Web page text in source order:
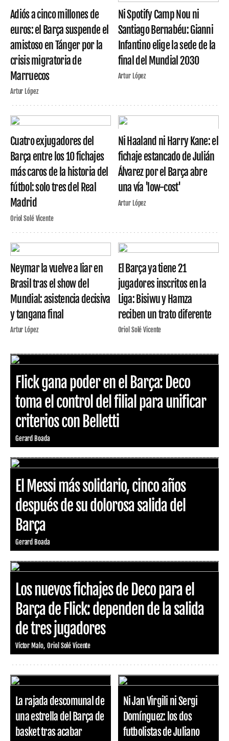
Adiós a cinco millones de
euros: el Barça suspende el
amistoso en Tánger por la
crisis migratoria de
Marruecos
Artur López
Ni Spotify Camp Nou ni
Santiago Bernabéu: Gianni
Infantino elige la sede de la
final del Mundial 2030
Artur López
Cuatro exjugadores del
Barça entre los 10 fichajes
más caros de la historia del
fútbol: solo tres del Real
Madrid
Oriol Solé Vicente
Ni Haaland ni Harry Kane: el
fichaje estancado de Julián
Álvarez por el Barça abre
una vía 'low-cost'
Artur López
Neymar la vuelve a liar en
Brasil tras el show del
Mundial: asistencia decisiva
y tangana final
Artur López
El Barça ya tiene 21
jugadores inscritos en la
Liga: Bisiwu y Hamza
reciben un trato diferente
Oriol Solé Vicente
Flick gana poder en el Barça: Deco
toma el control del filial para unificar
criterios con Belletti
Gerard Boada
El Messi más solidario, cinco años
después de su dolorosa salida del
Barça
Gerard Boada
Los nuevos fichajes de Deco para el
Barça de Flick: dependen de la salida
de tres jugadores
Víctor Malo Oriol Solé Vicente
La rajada descomunal de
una estrella del Barça de
basket tras acabar
Ni Jan Virgili ni Sergi
Domínguez: los dos
futbolistas de Juliano